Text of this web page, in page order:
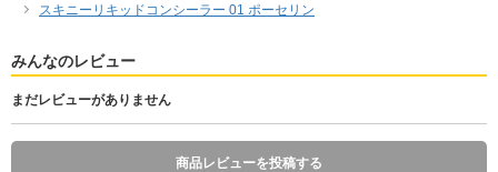
スキニーリキッドコンシーラー 01 ポーセリン
みんなのレビュー
まだレビューがありません
商品レビューを投稿する